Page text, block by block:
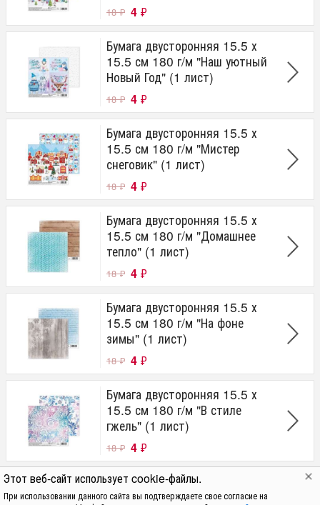
Этот веб-сайт использует cookie-файлы.
При использовании данного сайта вы подтверждаете свое согласие на
18₽ 4 ₽
Бумага двусторонняя 15.5 х
15.5 см 180 г/м "Наш уютный
Новый Год" (1 лист)
18₽ 4 ₽
Бумага двусторонняя 15.5 х
15.5 см 180 г/м "Мистер
снеговик" (1 лист)
18₽ 4 ₽
Бумага двусторонняя 15.5 х
15.5 см 180 г/м "Домашнее
тепло" (1 лист)
18₽ 4 ₽
Бумага двусторонняя 15.5 х
15.5 см 180 г/м "На фоне
зимы" (1 лист)
18₽ 4 ₽
Бумага двусторонняя 15.5 х
15.5 см 180 г/м "В стиле
гжель" (1 лист)
18₽ 4 ₽
Бумага двусторонняя 15.5 х
15.5 см 180 г/м "Новогодний